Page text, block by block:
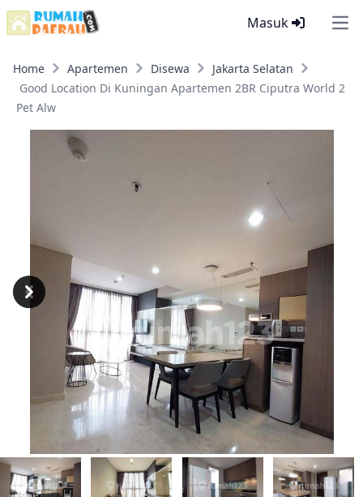
Masuk
Home Apartemen Disewa
Jakarta Selatan
Good Location Di Kuningan Apartemen 2BR Ciputra World 2
Pet Alw
Previous
Next